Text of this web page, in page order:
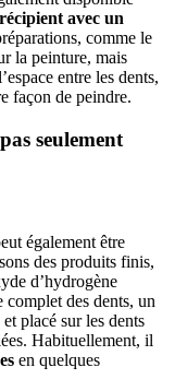
avec un
comme le
la peinture, mais
entre les dents,
façon de peindre.
seulement
également être
des produits finis,
d’hydrogène
complet des dents, un
placé sur les dents
Habituellement, il
en quelques